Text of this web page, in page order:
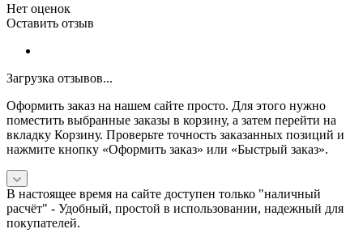
Нет оценок
Оставить отзыв
Загрузка отзывов...
Оформить заказ на нашем сайте просто. Для этого нужно
поместить выбранные заказы в корзину, а затем перейти на
вкладку Корзину. Проверьте точность заказанных позиций и
нажмите кнопку «Оформить заказ» или «Быстрый заказ».
В настоящее время на сайте доступен только "наличный
расчёт" - Удобный, простой в использовании, надежный для
покупателей.